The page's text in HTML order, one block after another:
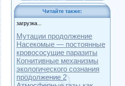
Читайте также:
загрузка...
Мутации продолжение
Насекомые — постоянные
кровососущие паразиты
Когнитивные механизмы
экологического сознания
продолжение 2